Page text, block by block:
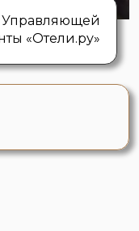
Управляющей
«Отели.ру»